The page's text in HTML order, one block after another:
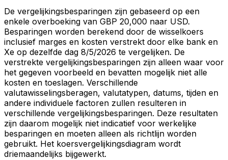
De vergelijkingsbesparingen zijn gebaseerd op een
enkele overboeking van GBP 20,000 naar USD.
Besparingen worden berekend door de wisselkoers
inclusief marges en kosten verstrekt door elke bank en
Xe op dezelfde dag 8/5/2026 te vergelijken. De
verstrekte vergelijkingsbesparingen zijn alleen waar voor
het gegeven voorbeeld en bevatten mogelijk niet alle
kosten en toeslagen. Verschillende
valutawisselingsberagen, valutatypen, datums, tijden en
andere individuele factoren zullen resulteren in
verschillende vergelijkingsbesparingen. Deze resultaten
zijn daarom mogelijk niet indicatief voor werkelijke
besparingen en moeten alleen als richtlijn worden
gebruikt. Het koersvergelijkingsdiagram wordt
driemaandelijks bijgewerkt.